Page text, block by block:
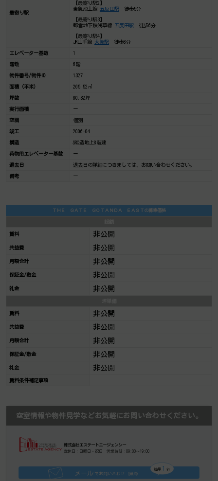
最寄り駅
【最寄り駅2】
東急池上線 五反田駅徒歩5分
【最寄り駅3】
都営地下鉄浅草線 五反田駅徒歩6分
【最寄り駅4】
JR山手線 大崎駅徒歩8分
エレベーター基数 1
階数 6階
物件番号/物件ID 1327
面積（平米） 265.52㎡
坪数 80.32坪
実行面積 ー
空調 個別
竣工 2006-04
構造 SRC造地上8階建
荷物用エレベーター基数 ー
退去日 退去日の詳細につきましては、お問い合わせください。
備考 ー
ＴＨＥ ＧＡＴＥ ＧＯＴＡＮＤＡ ＥＡＳＴの募集価格
賃料 非公開
共益費 非公開
月額合計 非公開
保証金/敷金 非公開
礼金 非公開
賃料 非公開
共益費 非公開
月額合計 非公開
保証金/敷金 非公開
礼金 非公開
賃料条件補足事項
空室情報や物件見学などお気軽にお問い合わせください。
株式会社エステートエージェンシー
定休日：日曜日・祝日 営業時間：09:00～19:00
でお問い合わせ（無料）
メール
簡単 分
1